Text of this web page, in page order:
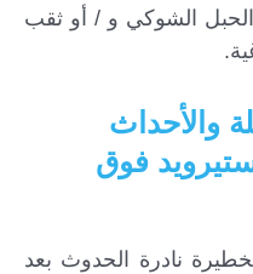
الشوكي و / أو ثقب
والأحداث
فوق
نادرة الحدوث بعد